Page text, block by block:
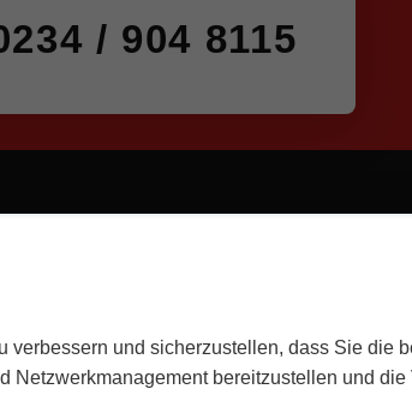
und sicherzustellen, dass Sie die
bereitzustellen und
/ 904 8115